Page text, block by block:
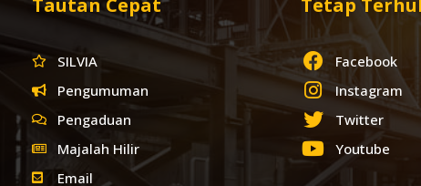
Tautan Cepat
SILVIA
Pengumuman
Pengaduan
Majalah Hilir
Email
Tetap
Facebook
Instagram
Twitter
Youtube